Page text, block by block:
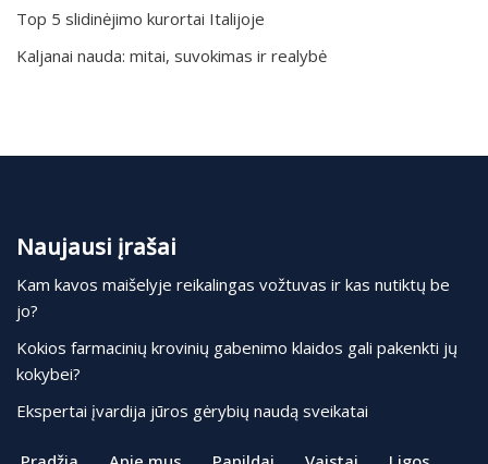
Top 5 slidinėjimo kurortai Italijoje
Kaljanai nauda: mitai, suvokimas ir realybė
Naujausi įrašai
Kam kavos maišelyje reikalingas vožtuvas ir kas nutiktų be
jo?
Kokios farmacinių krovinių gabenimo klaidos gali pakenkti jų
kokybei?
Ekspertai įvardija jūros gėrybių naudą sveikatai